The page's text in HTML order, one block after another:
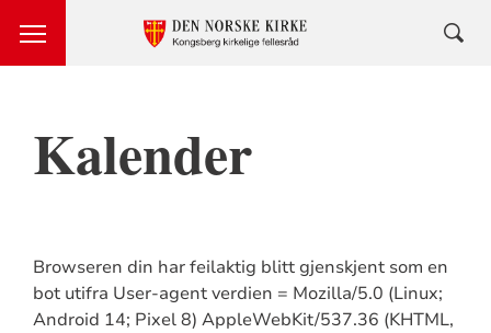
Kalender
Browseren din har feilaktig blitt gjenskjent som en
bot utifra User-agent verdien = Mozilla/5.0 (Linux;
Android 14; Pixel 8) AppleWebKit/537.36 (KHTML,